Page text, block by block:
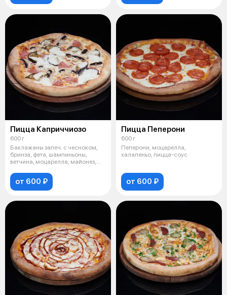
Пицца Каприччиозо
600 г
Баклажаны запеч. с чесноком,
бринза, фета, шампиньоны,
ветчина, моцарелла, майонез,
от 600 ₽
Пицца Пеперони
600 г
Пеперони, моцарелла,
халапеньо, пицца-соус
от 600 ₽